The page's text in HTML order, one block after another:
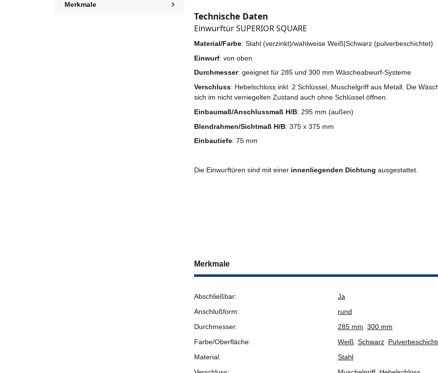
Merkmale
Technische Daten
Einwurftür SUPERIOR SQUARE
Material/Farbe: Stahl (verzinkt)/wahlweise Weiß|Schwarz (pulverbeschichtet)
Einwurf: von oben
Durchmesser: geeignet für 285 und 300 mm Wäscheabwurf-Systeme
Verschluss: Hebelschloss inkl. 2 Schlüssel, Muschelgriff aus Metall. Die
sich im nicht verriegelten Zustand auch ohne Schlüssel öffnen.
Einbaumaß/Anschlussmaß H/B: 295 mm (außen)
Blendrahmen/Sichtmaß H/B: 375 x 375 mm
Einbautiefe: 75 mm
Die Einwurftüren sind mit einer innenliegenden Dichtung ausgestattet.
Merkmale
Abschließbar:
Ja
Anschlußform:
rund
Durchmesser:
285 mm 300 mm
Farbe/Oberfläche:
Weiß Schwarz
Material:
Stahl